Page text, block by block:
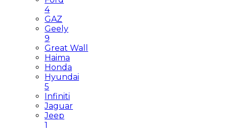
4
GAZ
Geely
9
Great Wall
Haima
Honda
Hyundai
5
Infiniti
Jaguar
Jeep
1